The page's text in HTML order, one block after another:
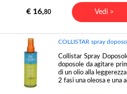
€ 16,80 Vedi >
COLLISTAR spray
Collistar Spray
doposole da agitare
di un olio alla
2 fasi una oleosa e una